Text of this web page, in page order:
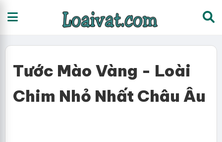
Tước Mào Vàng - Loài
Chim Nhỏ Nhất Châu Âu